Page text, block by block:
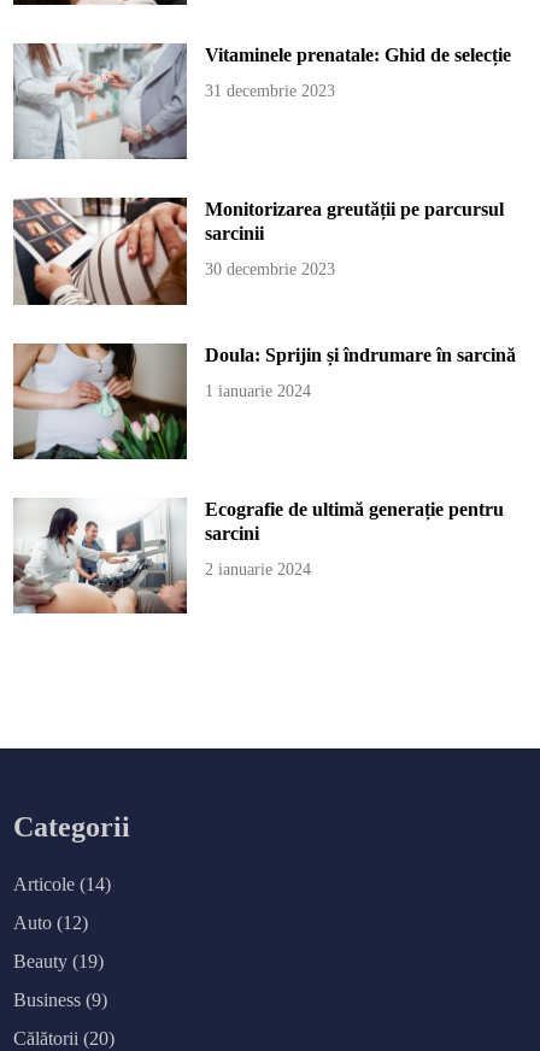
Vitaminele prenatale: Ghid de selecție
31 decembrie 2023
Monitorizarea greutății pe parcursul
sarcinii
30 decembrie 2023
Doula: Sprijin și îndrumare în sarcină
1 ianuarie 2024
Ecografie de ultimă generație pentru
sarcini
2 ianuarie 2024
Categorii
Articole (14)
Auto (12)
Beauty (19)
Business (9)
Călătorii (20)